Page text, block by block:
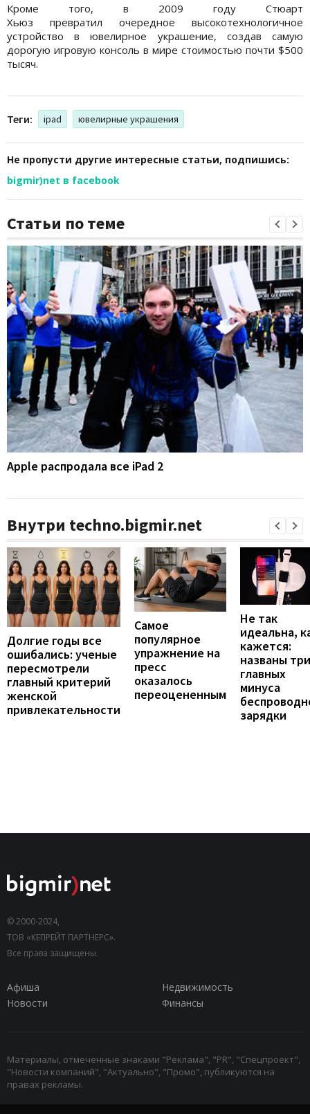
Кроме того, в 2009 году Стюарт
Хьюз превратил очередное высокотехнологичное
устройство в ювелирное украшение, создав самую
дорогую игровую консоль в мире стоимостью почти $500
тысяч.
Теги: ipad ювелирные украшения
Не пропусти другие интересные статьи, подпишись:
bigmir)net в facebook
Статьи по теме
Apple распродала все iPad 2
Внутри techno.bigmir.net
Долгие годы все
ошибались: ученые
пересмотрели
главный критерий
женской
привлекательности
Самое
популярное
упражнение на
пресс
оказалось
переоцененным
Не так
идеальна,
кажется:
названы три
главных
минуса
зарядки
© 2000-2024,
ТОВ «КЕПРЕЙТ ПАРТНЕРС».
Все права защищены.
Афиша
Недвижимость
Новости
Финансы
Материалы, отмеченные знаками "Реклама", "PR", "Спецпроект",
"Новости компаний", "Актуально", "Промо", публикуются на
правах рекламы.